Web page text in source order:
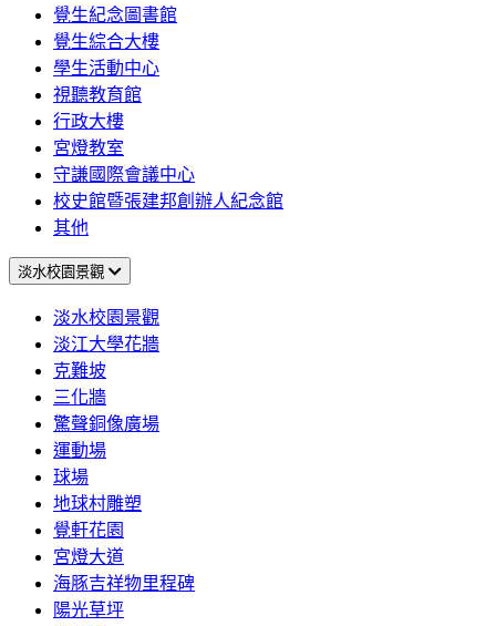
覺生紀念圖書館
覺生綜合大樓
學生活動中心
視聽教育館
行政大樓
宮燈教室
守謙國際會議中心
校史館暨張建邦創辦人紀念館
其他
淡水校園景觀
淡水校園景觀
淡江大學花牆
克難坡
三化牆
驚聲銅像廣場
運動場
球場
地球村雕塑
覺軒花園
宮燈大道
海豚吉祥物里程碑
陽光草坪